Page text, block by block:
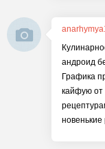
андроид
Графика
кайфую от
новенькие